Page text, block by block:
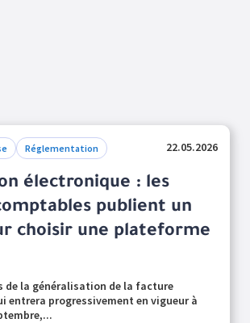
Réglementation 22.05.2026
électronique : les
publient un
choisir une plateforme
de la généralisation de la facture
entrera progressivement en vigueur à